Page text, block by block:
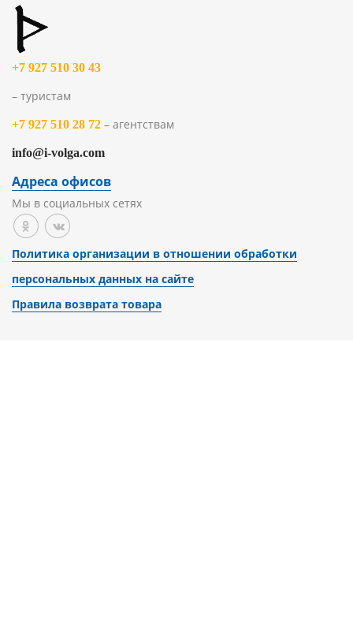
+7 927 510 30 43
– туристам
+7 927 510 28 72 – агентствам
info@i-volga.com
Адреса офисов
Мы в социальных сетях
Политика организации в отношении обработки
персональных данных на сайте
Правила возврата товара